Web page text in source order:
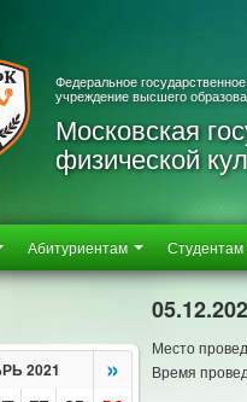
Федеральное
учреждение высшего
Московская
физической
Абитуриентам Студентам
2021 »
Место
Время